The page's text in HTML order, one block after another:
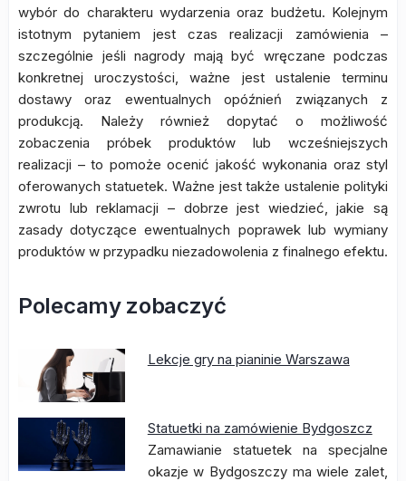
wybór do charakteru wydarzenia oraz budżetu. Kolejnym
istotnym pytaniem jest czas realizacji zamówienia –
szczególnie jeśli nagrody mają być wręczane podczas
konkretnej uroczystości, ważne jest ustalenie terminu
dostawy oraz ewentualnych opóźnień związanych z
produkcją. Należy również dopytać o możliwość
zobaczenia próbek produktów lub wcześniejszych
realizacji – to pomoże ocenić jakość wykonania oraz styl
oferowanych statuetek. Ważne jest także ustalenie polityki
zwrotu lub reklamacji – dobrze jest wiedzieć, jakie są
zasady dotyczące ewentualnych poprawek lub wymiany
produktów w przypadku niezadowolenia z finalnego efektu.
Polecamy zobaczyć
Lekcje gry na pianinie Warszawa
Statuetki na zamówienie Bydgoszcz
Zamawianie statuetek na specjalne
okazje w Bydgoszczy ma wiele zalet,